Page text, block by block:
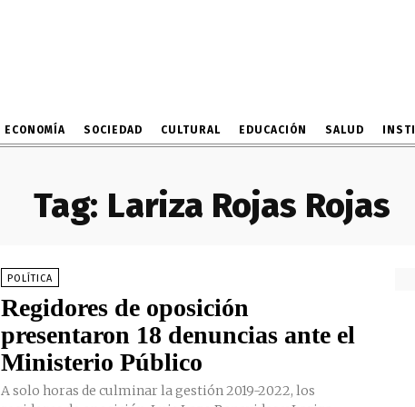
ECONOMÍA SOCIEDAD CULTURAL EDUCACIÓN SALUD
Tag: Lariza Rojas Rojas
POLÍTICA
Regidores de oposición
presentaron 18 denuncias ante el
Ministerio Público
A solo horas de culminar la gestión 2019-2022, los